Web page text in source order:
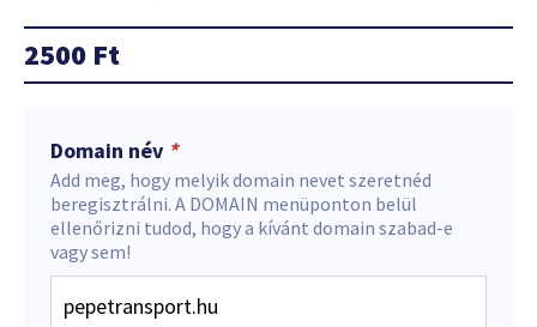
2500 Ft
Domain név *
Add meg, hogy melyik domain nevet szeretnéd
beregisztrálni. A DOMAIN menüponton belül
ellenőrizni tudod, hogy a kívánt domain szabad-e
vagy sem!